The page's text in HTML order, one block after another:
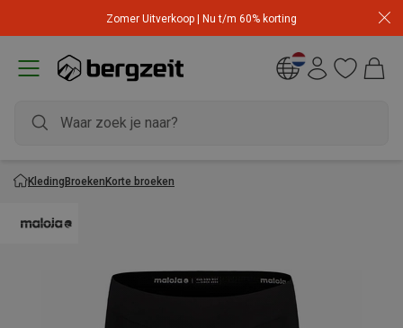
Zomer Uitverkoop | Nu t/m 60% korting
KledingBroekenKorte broeken